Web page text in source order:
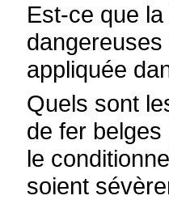
Est-ce que
appliquée
Quels sont
de fer
le
soient